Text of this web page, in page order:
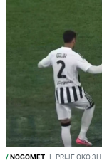
/NOGOMET I PRIJE OKO 3H